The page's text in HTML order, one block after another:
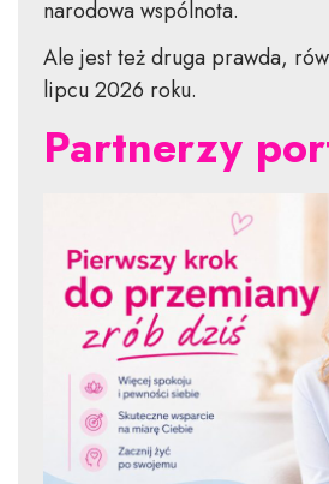
narodowa wspólnota.
Ale jest też druga prawda,
lipcu 2026 roku.
Partnerzy